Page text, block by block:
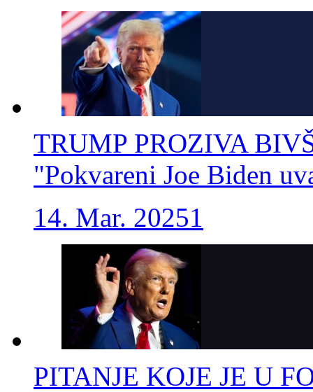
TRUMP PROZIVA
"Pokvareni Joe Biden
14. Mar. 20251
PITANJE KOJE JE U